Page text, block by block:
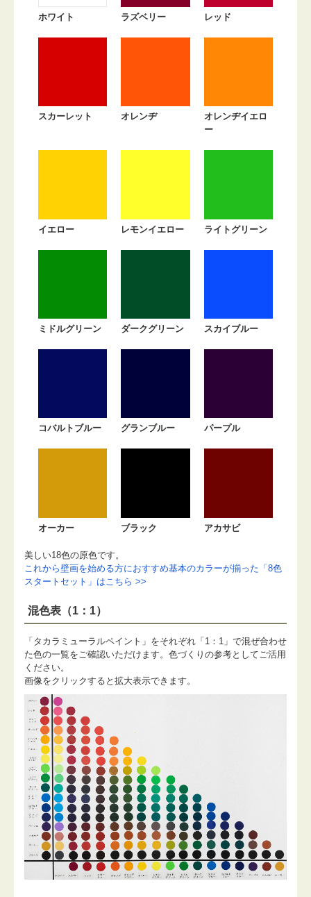
ホワイト ラズベリー レッド
スカーレット オレンヂ
オレンヂイエロ
ー
イエロー レモンイエロー ライトグリーン
ミドルグリーン ダークグリーン スカイブルー
コバルトブルー グランブルー パープル
オーカー ブラック アカサビ
美しい18色の原色です。
これから壁画を始める方におすすめ基本のカラーが揃った「8色
スタートセット」はこちら >>
混色表（1：1）
「タカラミューラルペイント」をそれぞれ「1：1」で混ぜ合わせ
た色の一覧をご確認いただけます。色づくりの参考としてご活用
ください。
画像をクリックすると拡大表示できます。